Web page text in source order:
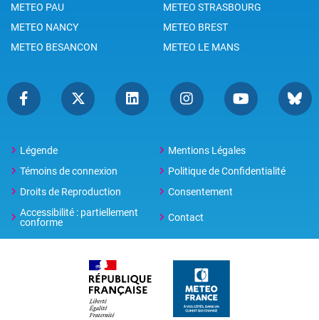
METEO PAU
METEO STRASBOURG
METEO NANCY
METEO BREST
METEO BESANCON
METEO LE MANS
Légende
Mentions Légales
Témoins de connexion
Politique de Confidentialité
Droits de Reproduction
Consentement
Accessibilité : partiellement
conforme
Contact